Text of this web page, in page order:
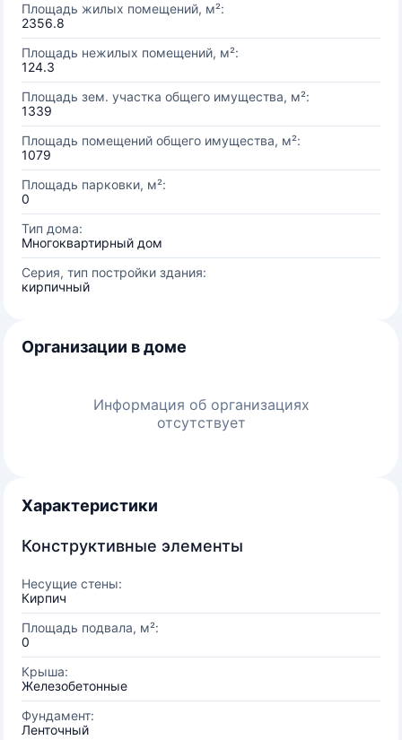
Площадь жилых помещений, м²:
2356.8
Площадь нежилых помещений, м²:
124.3
Площадь зем. участка общего имущества, м²:
1339
Площадь помещений общего имущества, м²:
1079
Площадь парковки, м²:
0
Тип дома:
Многоквартирный дом
Серия, тип постройки здания:
кирпичный
Организации в доме
Информация об организациях
отсутствует
Характеристики
Конструктивные элементы
Несущие стены:
Кирпич
Площадь подвала, м²:
0
Крыша:
Железобетонные
Фундамент:
Ленточный